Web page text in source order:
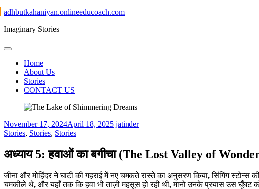
Skip
content
adhbutkahaniyan.onlineeducoach.com
Imaginary Stories
Home
About Us
Stories
CONTACT US
November 17, 2024April 18, 2025 jatinder
Stories, Stories, Stories
अध्याय 5: हवाओं का बगीचा (The Lost Valley of
जीना और मोहिंदर ने घाटी की गहराई में नए चमकते रास्ते का अनुसरण किया,सिंगिंग स्टोन्स
चमकीले थे, और यहाँ तक कि हवा भी ताज़ी महसूस हो रही थी,मानो उनके प्रयास उस घूँघट